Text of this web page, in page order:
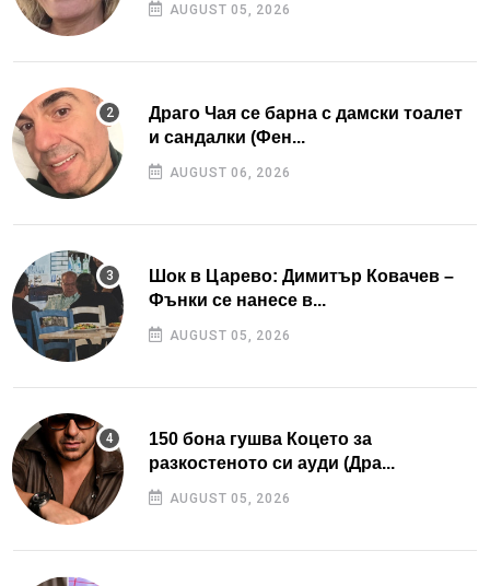
AUGUST 05, 2026
Драго Чая се барна с дамски тоалет
и сандалки (Фен...
AUGUST 06, 2026
Шок в Царево: Димитър Ковачев –
Фънки се нанесе в...
AUGUST 05, 2026
150 бона гушва Коцето за
разкостеното си ауди (Дра...
AUGUST 05, 2026